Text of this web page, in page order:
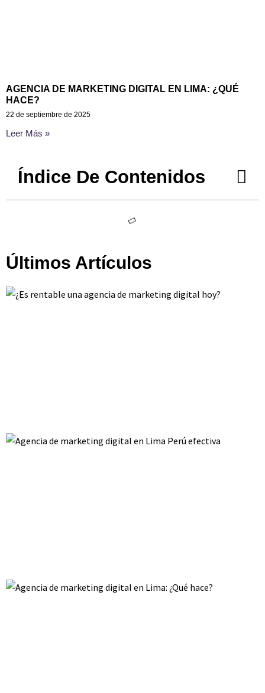
AGENCIA DE MARKETING DIGITAL EN LIMA: ¿QUÉ
HACE?
22 de septiembre de 2025
Leer Más »
Índice De Contenidos
Últimos Artículos